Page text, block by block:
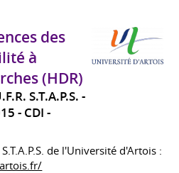
des
à
(HDR)
S.T.A.P.S.
CDI
de l'Université d'Artois :